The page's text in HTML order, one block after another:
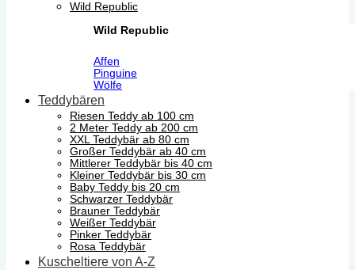
Wild Republic
Wild Republic
Affen
Pinguine
Wölfe
Teddybären
Riesen Teddy ab 100 cm
2 Meter Teddy ab 200 cm
XXL Teddybär ab 80 cm
Großer Teddybär ab 40 cm
Mittlerer Teddybär bis 40 cm
Kleiner Teddybär bis 30 cm
Baby Teddy bis 20 cm
Schwarzer Teddybär
Brauner Teddybär
Weißer Teddybär
Pinker Teddybär
Rosa Teddybär
Kuscheltiere von A-Z